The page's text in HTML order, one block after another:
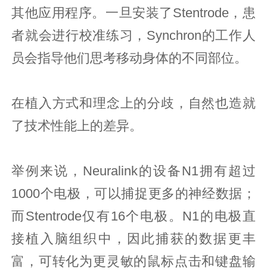
其他应用程序。一旦安装了Stentrode，患
者就会进行校准练习，Synchron的工作人
员会指导他们思考移动身体的不同部位。
在植入方式和理念上的分歧，自然也造就
了技术性能上的差异。
举例来说，Neuralink的设备N1拥有超过
1000个电极，可以捕捉更多的神经数据；
而Stentrode仅有16个电极。N1的电极直
接植入脑组织中，因此捕获的数据更丰
富，可转化为更灵敏的鼠标点击和键盘输